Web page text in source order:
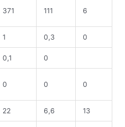
371 111 6
1 0,3 0
0,1 0
0 0 0
22 6,6 13